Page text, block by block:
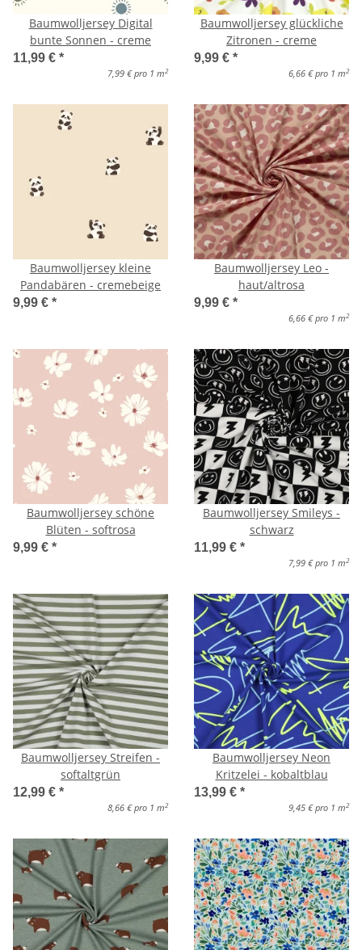
Baumwolljersey Digital
bunte Sonnen - creme
11,99 € *
7,99 € pro 1 m 2
Baumwolljersey glückliche
Zitronen - creme
9,99 € *
6,66 € pro 1 m 2
Baumwolljersey kleine
Pandabären - cremebeige
9,99 € *
Baumwolljersey Leo -
haut/altrosa
9,99 € *
6,66 € pro 1 m 2
Baumwolljersey schöne
Blüten - softrosa
9,99 € *
Baumwolljersey Smileys -
schwarz
11,99 € *
7,99 € pro 1 m 2
Baumwolljersey Streifen -
softaltgrün
12,99 € *
8,66 € pro 1 m 2
Baumwolljersey Neon
Kritzelei - kobaltblau
13,99 € *
9,45 € pro 1 m 2